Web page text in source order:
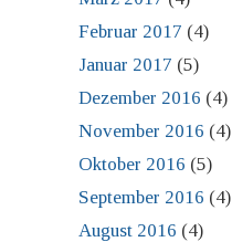
Februar 2017 (4)
Januar 2017 (5)
Dezember 2016 (4)
November 2016 (4)
Oktober 2016 (5)
September 2016 (4)
August 2016 (4)